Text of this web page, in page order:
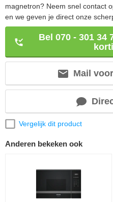
magnetron? Neem snel contact
en we geven je direct onze
Bel 070 - 301 34
Mail
Vergelijk dit product
Anderen bekeken ook